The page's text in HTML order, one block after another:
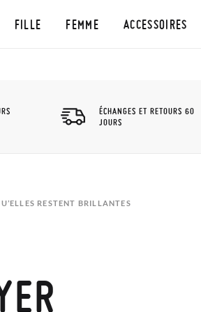
FILLE FEMME ACCESSOIRES
ÉCHANGES ET RETOURS 60
JOURS
RESTENT BRILLANTES